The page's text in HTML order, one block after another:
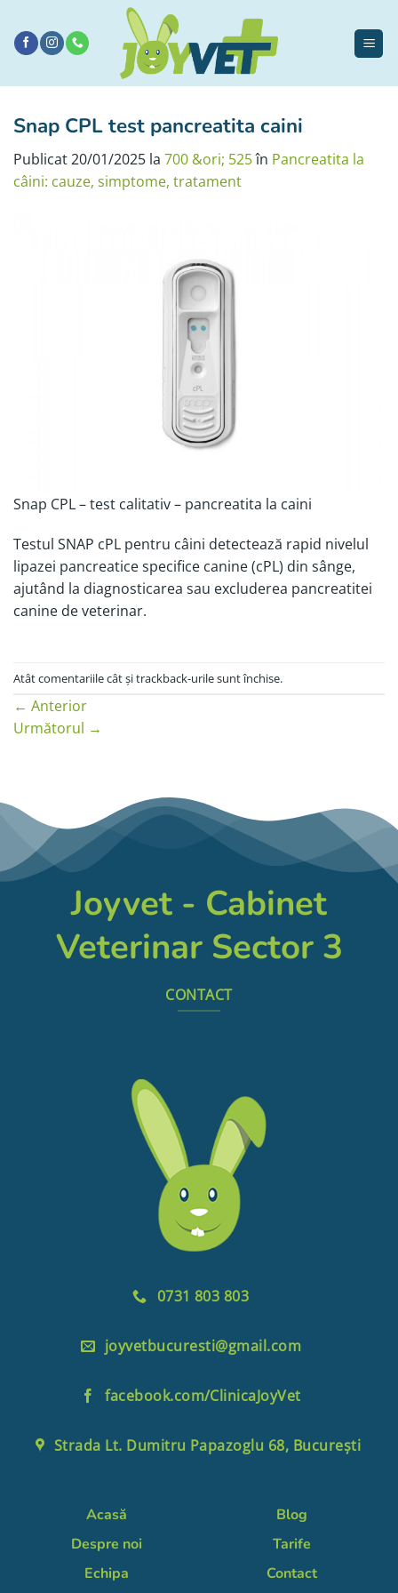
conținut
Snap CPL test pancreatita caini
Publicat20/01/2025 la 700 &ori; 525în Pancreatita la
câini: cauze, simptome, tratament
Snap CPL – test calitativ – pancreatita la caini
Testul SNAP cPL pentru câini detectează rapid nivelul
lipazei pancreatice specifice canine (cPL) din sânge,
ajutând la diagnosticarea sau excluderea pancreatitei
canine de veterinar.
Atât comentariile cât și trackback-urile sunt închise.
← Anterior
Următorul →
Joyvet - Cabinet
Veterinar Sector 3
CONTACT
0731 803 803
joyvetbucuresti@gmail.com
facebook.com/ClinicaJoyVet
Strada Lt. Dumitru Papazoglu 68, București
Acasă
Despre noi
Echipa
Blog
Tarife
Contact